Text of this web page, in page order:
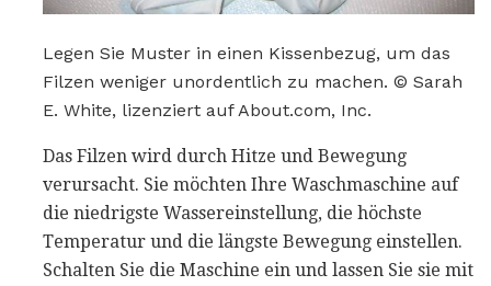
Legen Sie Muster in einen Kissenbezug, um das
Filzen weniger unordentlich zu machen. © Sarah
E. White, lizenziert auf About.com, Inc.
Das Filzen wird durch Hitze und Bewegung
verursacht. Sie möchten Ihre Waschmaschine auf
die niedrigste Wassereinstellung, die höchste
Temperatur und die längste Bewegung einstellen.
Schalten Sie die Maschine ein und lassen Sie sie mit